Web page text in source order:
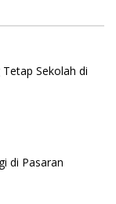
Sekolah di
di Pasaran